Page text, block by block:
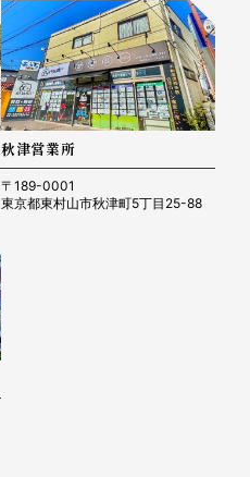
秋津営業所
〒189-0001
東京都東村山市秋津町5丁目25-88